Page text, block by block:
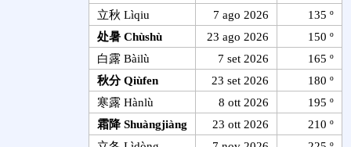
立秋 Lìqiu
7 ago 2026
135 º
处暑 Chùshù
23 ago 2026
150 º
白露 Bàilù
7 set 2026
165 º
秋分 Qiùfen
23 set 2026
180 º
寒露 Hànlù
8 ott 2026
195 º
霜降 Shuàngjiàng
23 ott 2026
210 º